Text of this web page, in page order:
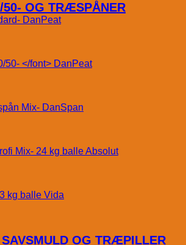
OG TRÆSPÅNER
DanPeat
DanPeat
DanSpan
Absolut
Vida
OG TRÆPILLER